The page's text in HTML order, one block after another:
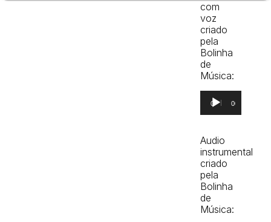
com
voz
criado
pela
Bolinha
de
Música:
Reprodutor
de
áudio
00:00 00:00
Audio
instrumental
criado
pela
Bolinha
de
Música: